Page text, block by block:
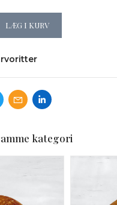
LÆG I KURV
kategori